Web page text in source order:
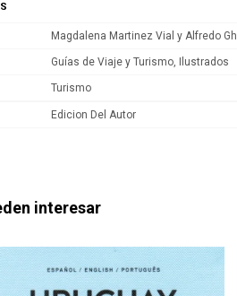
Magdalena Martinez Vial y Alfredo
Guías de Viaje y Turismo, Ilustrados
Turismo
Edicion Del Autor
interesar